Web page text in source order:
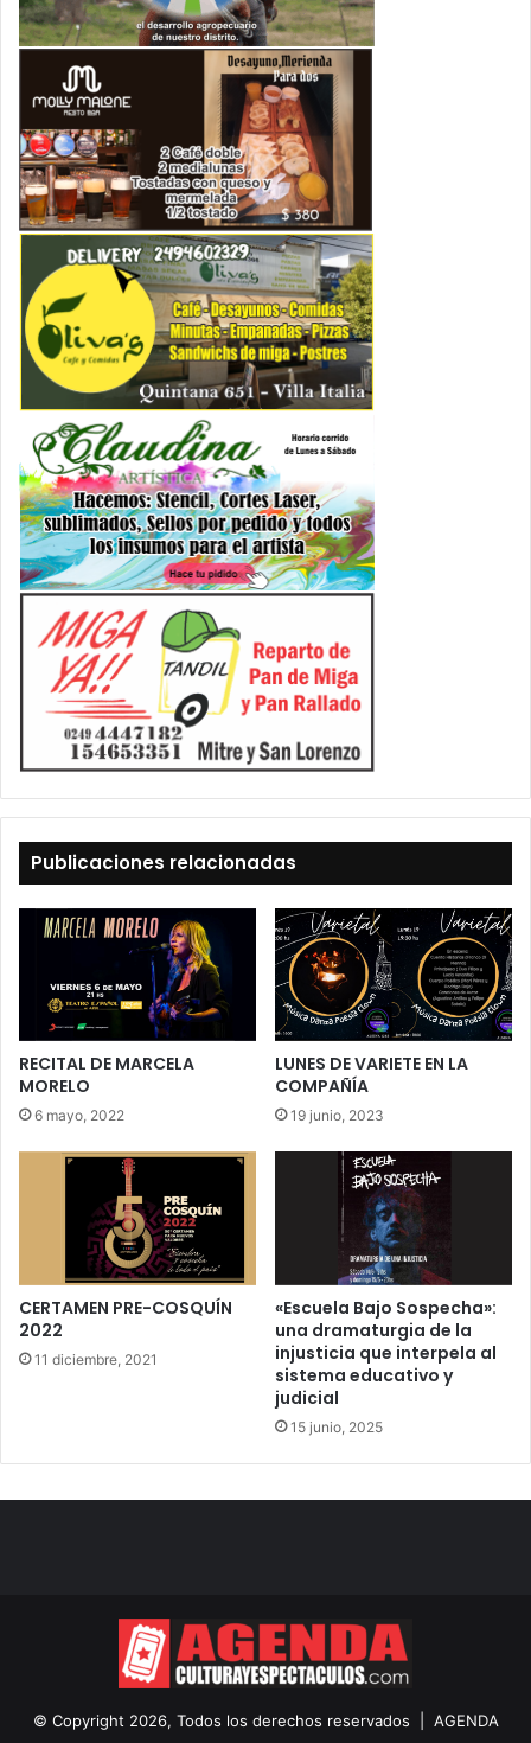
Publicaciones relacionadas
RECITAL DE MARCELA
MORELO
6 mayo, 2022
LUNES DE VARIETE EN LA
COMPAÑÍA
19 junio, 2023
CERTAMEN PRE-COSQUÍN
2022
11 diciembre, 2021
«Escuela Bajo Sospecha»:
una dramaturgia de la
injusticia que interpela al
sistema educativo y
judicial
15 junio, 2025
© Copyright 2026, Todos los derechos reservados | AGENDA